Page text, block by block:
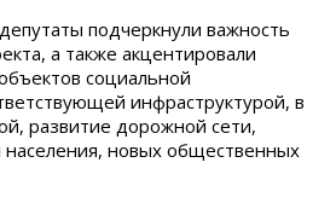
подчеркнули важность
а также акцентировали
социальной
инфраструктурой, в
развитие дорожной сети,
населения, новых общественных